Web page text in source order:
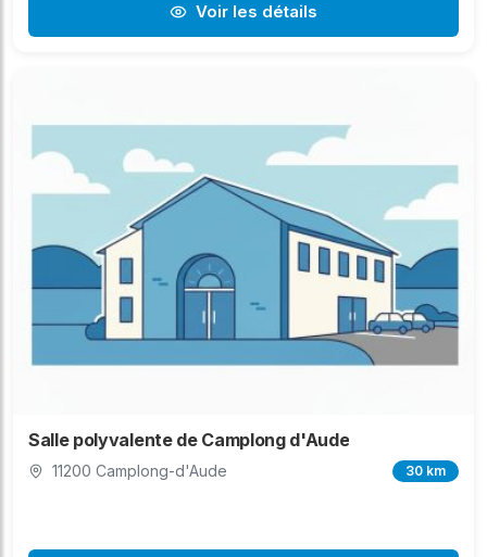
Voir les détails
Salle polyvalente de Camplong d'Aude
11200 Camplong-d'Aude 30 km